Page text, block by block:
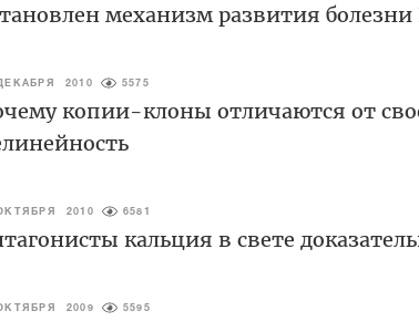
механизм развития
2010 5575
копии-клоны отличаются от
2010 6581
кальция в свете
2009 5595